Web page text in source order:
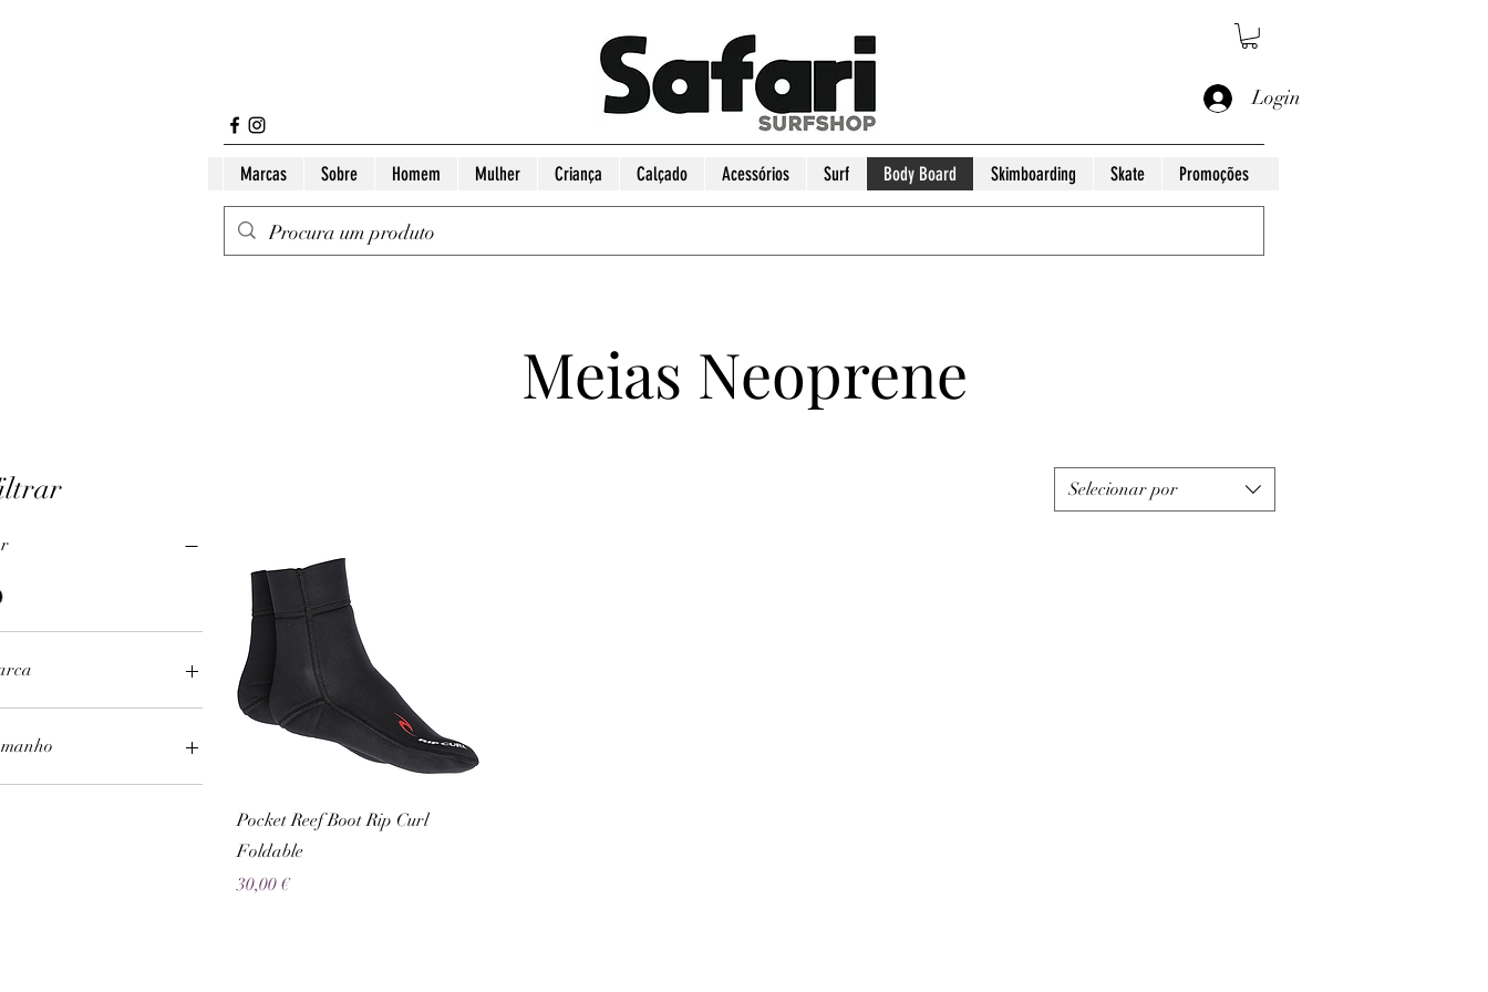
Login
Marcas Sobre Homem Mulher Criança Calçado Acessórios Surf Body Board Skimboarding Skate Promoções
Meias Neoprene
RipCurl
L
Selecionar por
Visualização rápida
Pocket Reef Boot Rip Curl
Foldable
Preço
30,00 €